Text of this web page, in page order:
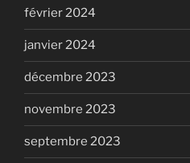
février 2024
janvier 2024
décembre 2023
novembre 2023
septembre 2023